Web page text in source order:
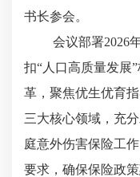
书长参会。
会议部署2026年
扣“人口高质量发展
革，聚焦优生优育
三大核心领域，充
庭意外伤害保险工
要求，确保保险政